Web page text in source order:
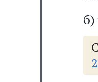
б)